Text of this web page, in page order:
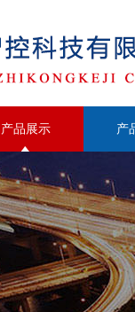
产品展示 产